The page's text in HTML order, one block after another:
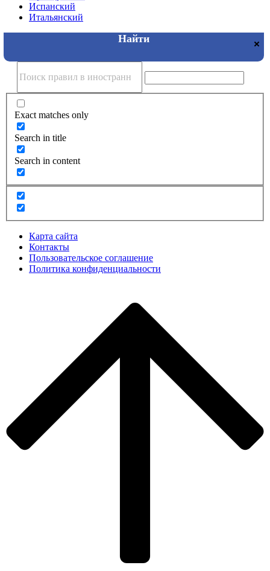
Испанский
Итальянский
Exact matches only
Search in title
Search in content
Карта сайта
Контакты
Пользовательское соглашение
Политика конфиденциальности